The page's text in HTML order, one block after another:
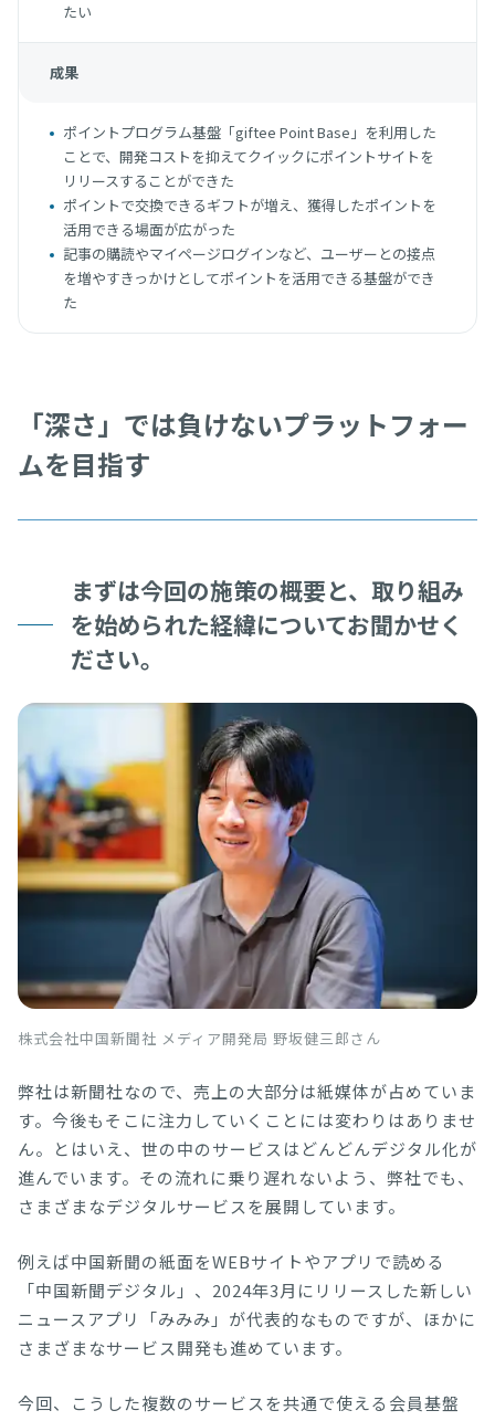
たい
成果
ポイントプログラム基盤「giftee Point Base」を利用した
ことで、開発コストを抑えてクイックにポイントサイトを
リリースすることができた
ポイントで交換できるギフトが増え、獲得したポイントを
活用できる場面が広がった
記事の購読やマイページログインなど、ユーザーとの接点
を増やすきっかけとしてポイントを活用できる基盤ができ
た
「深さ」では負けないプラットフォー
ムを目指す
まずは今回の施策の概要と、取り組み
を始められた経緯についてお聞かせく
ださい。
株式会社中国新聞社 メディア開発局 野坂健三郎さん
弊社は新聞社なので、売上の大部分は紙媒体が占めていま
す。今後もそこに注力していくことには変わりはありませ
ん。とはいえ、世の中のサービスはどんどんデジタル化が
進んでいます。その流れに乗り遅れないよう、弊社でも、
さまざまなデジタルサービスを展開しています。
例えば中国新聞の紙面をWEBサイトやアプリで読める
「中国新聞デジタル」、2024年3月にリリースした新しい
ニュースアプリ「みみみ」が代表的なものですが、ほかに
さまざまなサービス開発も進めています。
今回、こうした複数のサービスを共通で使える会員基盤